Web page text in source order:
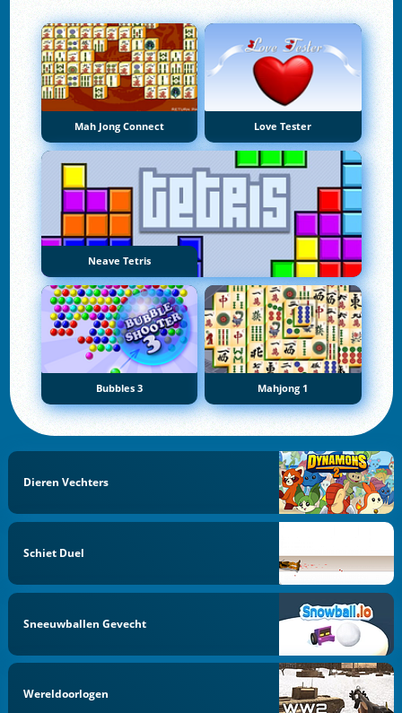
Mah Jong Connect Love Tester
Neave Tetris
Bubbles 3 Mahjong 1
Dieren Vechters
Schiet Duel
Sneeuwballen Gevecht
Wereldoorlogen